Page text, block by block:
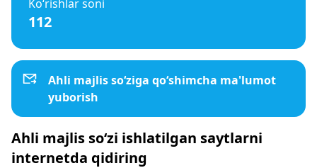
Ko‘rishlar soni
112
Ahli majlis so‘ziga qo‘shimcha ma'lumot
yuborish
Ahli majlis so‘zi ishlatilgan saytlarni
internetda qidiring